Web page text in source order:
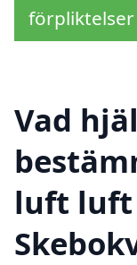
förpliktelser
Vad
luft luft